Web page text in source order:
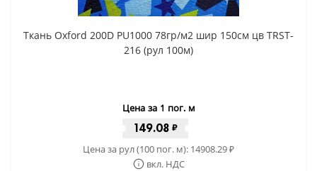
Ткань Oxford 200D PU1000 78гр/м2 шир 150см цв TRST-
216 (рул 100м)
Цена за 1 пог. м
149.08 ₽
Цена за рул (100 пог. м): 14908.29₽
вкл. НДС